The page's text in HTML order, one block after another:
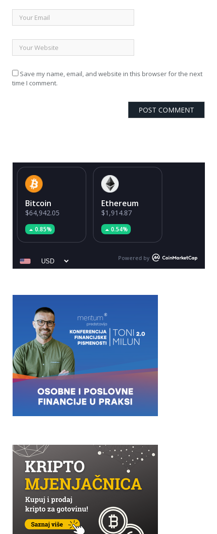
Save my name, email, and website in this browser for the next
time I comment.
Bitcoin
$64,942.05
0.85%
Ethereum
$1,914.87
0.54%
Powered by